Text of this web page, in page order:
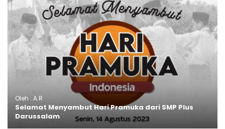
Oleh : A.R
Selamat Menyambut Hari Pramuka dari SMP Plus
Darussalam